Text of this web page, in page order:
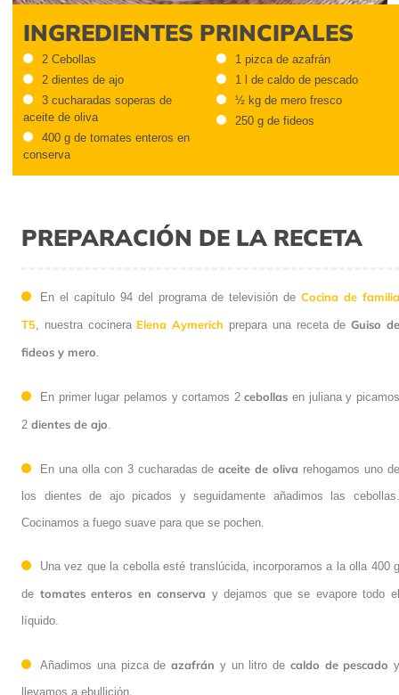
INGREDIENTES PRINCIPALES
2 Cebollas
2 dientes de ajo
3 cucharadas soperas de
aceite de oliva
400 g de tomates enteros en
conserva
1 pizca de azafrán
1 l de caldo de pescado
½ kg de mero fresco
250 g de fideos
PREPARACIÓN DE LA RECETA
En el capítulo 94 del programa de televisión deCocina de
T5, nuestra cocinera Elena Aymerich prepara una receta deGuiso
fideos y mero.
En primer lugar pelamos y cortamos 2cebollas en juliana y
2 dientes de ajo.
En una olla con 3 cucharadas deaceite de oliva rehogamos uno
los dientes de ajo picados y seguidamente añadimos las cebollas.
Cocinamos a fuego suave para que se pochen.
Una vez que la cebolla esté translúcida, incorporamos a la olla 400 g
de tomates enteros en conserva y dejamos que se evapore todo
líquido.
Añadimos una pizca de azafrán y un litro de caldo de pescado y
llevamos a ebullición.